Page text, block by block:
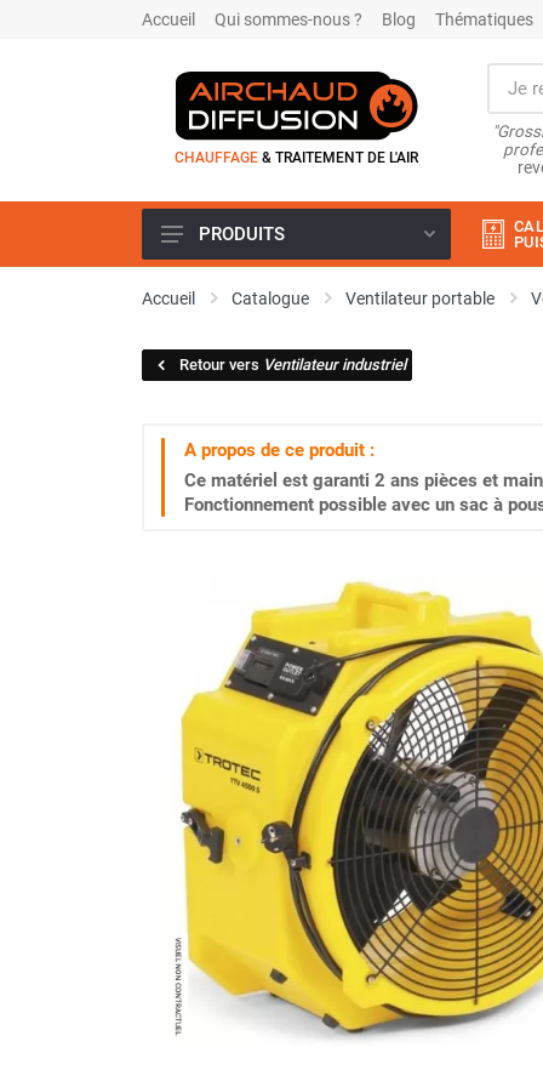
Accueil Qui sommes-nous ? Blog Thématiques
CHAUFFAGE & TRAITEMENT DE L'AIR
Climatiseur
Climatiseur mobile résidentiel et
Rafraîchisseur d'air
Rafraichisseur d'air mobile
Rafraîchisseur d'air gainable
Coffret de brumisation
Ventilateur brumisateur
Ventilateur / extracteur d'air mobile
Brasseur d'air
Ventilateur fixe
Ventilateur industriel
Ventilateur de chantier
Ventilateur centrifuge
Ventilateur de sol
Ventilateur sur pied
Ventilateur de bureau
Ventilateur de table
Extracteur d'air mural
Extracteur d'air mural hélicoïde
Extracteur d'air mural centrifuge
Extracteur d'air mural ATEX
PRODUITS
Accueil Catalogue Ventilateur portable
Retour vers Ventilateur industriel
A propos de ce produit :
Ce matériel est garanti 2 ans pièces et
Fonctionnement possible avec un sac à